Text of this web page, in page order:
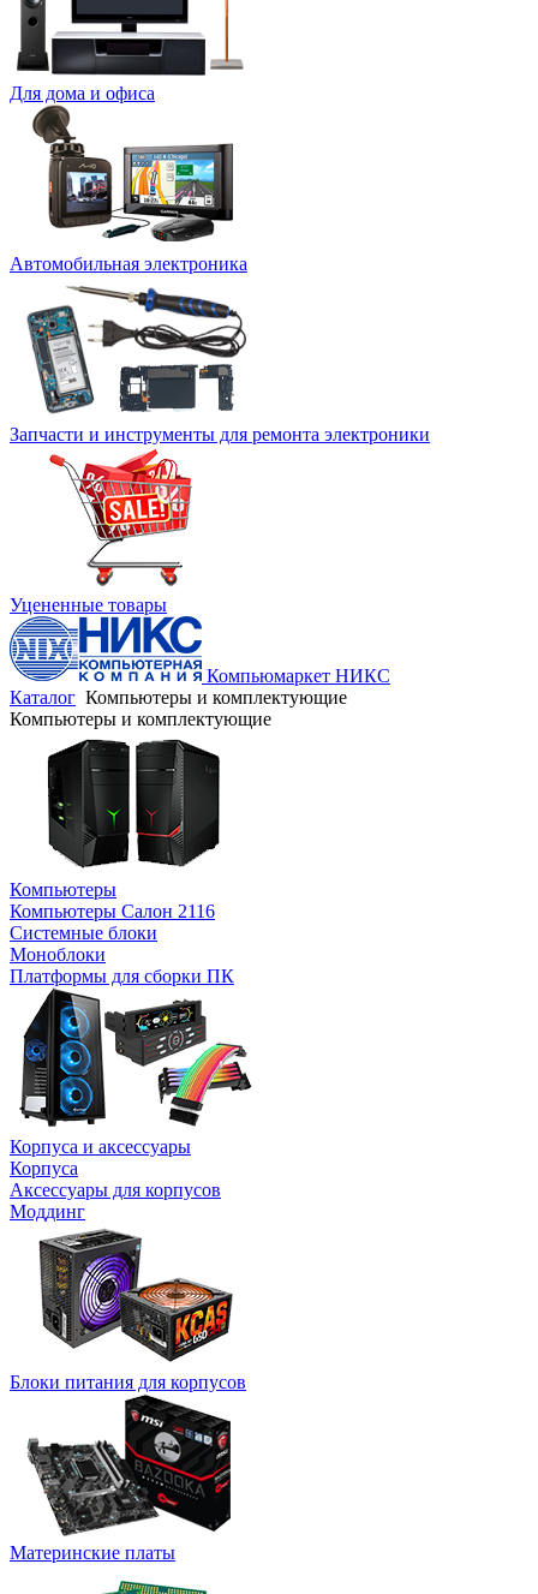
Для дома и офиса
Автомобильная электроника
Запчасти и инструменты для ремонта электроники
Уцененные товары
Компьюмаркет НИКС
Каталог Компьютеры и комплектующие
Компьютеры и комплектующие
Компьютеры
Компьютеры Салон 2116
Системные блоки
Моноблоки
Платформы для сборки ПК
Корпуса и аксессуары
Корпуса
Аксессуары для корпусов
Моддинг
Блоки питания для корпусов
Материнские платы